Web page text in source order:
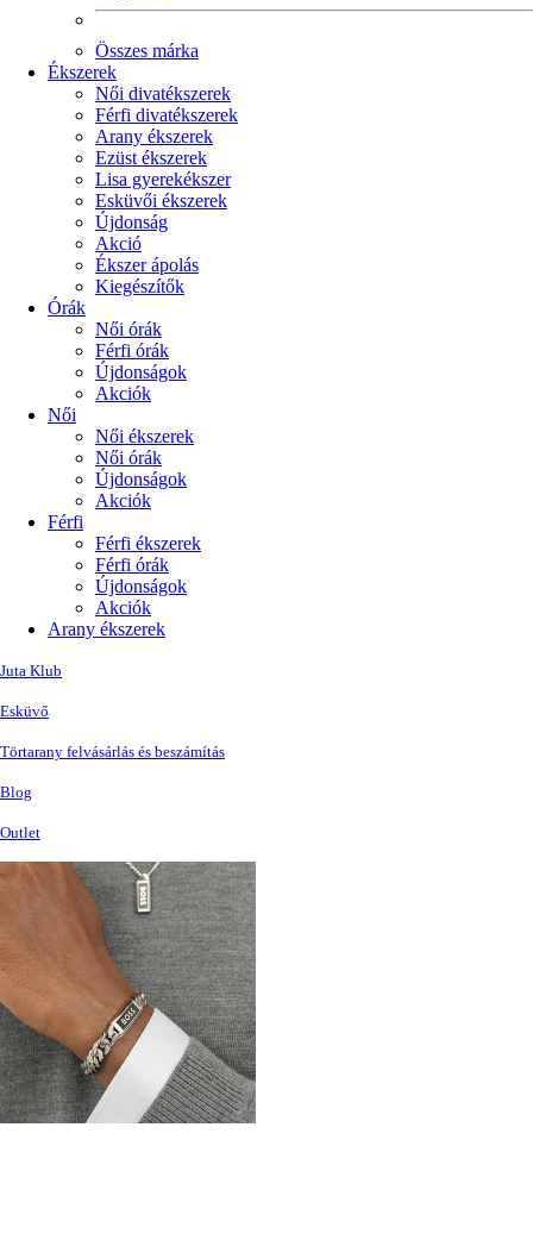
Összes márka
Ékszerek
Női divatékszerek
Férfi divatékszerek
Arany ékszerek
Ezüst ékszerek
Lisa gyerekékszer
Esküvői ékszerek
Újdonság
Akció
Ékszer ápolás
Kiegészítők
Órák
Női órák
Férfi órák
Újdonságok
Akciók
Női
Női ékszerek
Női órák
Újdonságok
Akciók
Férfi
Férfi ékszerek
Férfi órák
Újdonságok
Akciók
Arany ékszerek
Juta Klub
Esküvő
Törtarany felvásárlás és beszámítás
Blog
Outlet